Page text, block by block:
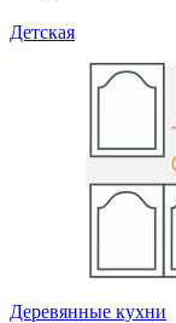
Детская
Деревянные кухни